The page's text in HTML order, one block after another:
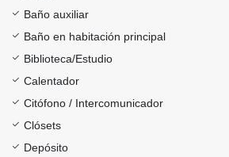
Baño auxiliar
Baño en habitación principal
Biblioteca/Estudio
Calentador
Citófono / Intercomunicador
Clósets
Depósito